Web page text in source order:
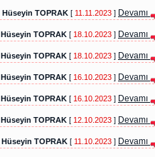
Hüseyin TOPRAK [ 11.11.2023 ] Devamı
Hüseyin TOPRAK [ 18.10.2023 ] Devamı
Hüseyin TOPRAK [ 18.10.2023 ] Devamı
Hüseyin TOPRAK [ 16.10.2023 ] Devamı
Hüseyin TOPRAK [ 16.10.2023 ] Devamı
Hüseyin TOPRAK [ 12.10.2023 ] Devamı
Hüseyin TOPRAK [ 11.10.2023 ] Devamı